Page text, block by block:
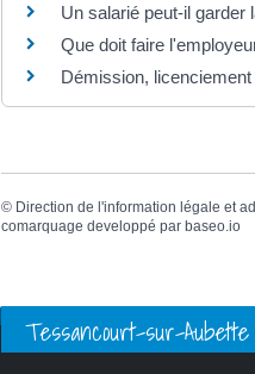
Un salarié peut-il garder
Que doit faire
Démission,
© Direction de l'information légale et
comarquage developpé par baseo.io
Tessancourt-sur-Aubette